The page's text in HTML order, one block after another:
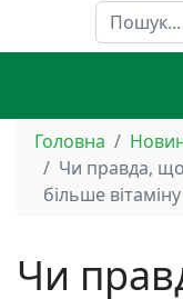
Пошук
Головна
Чи правда,
більше
Чи